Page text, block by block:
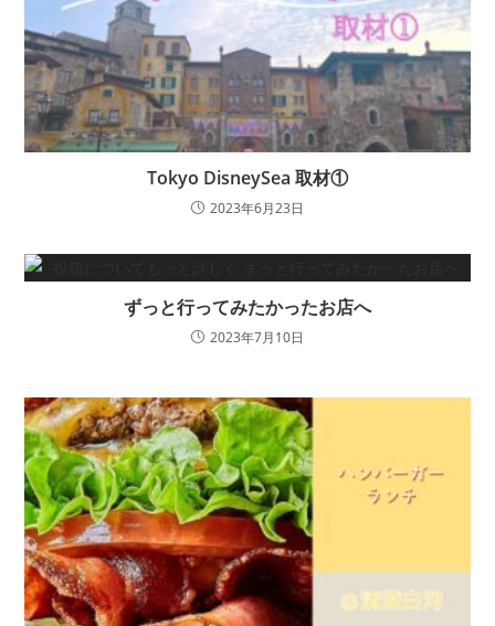
Tokyo DisneySea 取材①
2023年6月23日
ずっと行ってみたかったお店へ
2023年7月10日